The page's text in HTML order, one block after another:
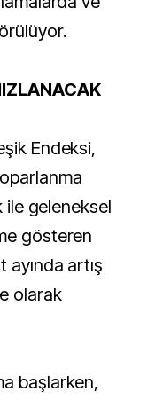
Endeksi,
ile geleneksel
gösteren
artış
olarak
başlarken,